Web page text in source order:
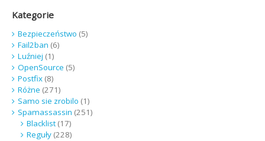
Kategorie
Bezpieczeństwo (5)
Fail2ban (6)
Luźniej (1)
OpenSource (5)
Postfix(8)
Różne (271)
Samo sie zrobilo (1)
Spamassassin (251)
Blacklist(17)
Reguły(228)